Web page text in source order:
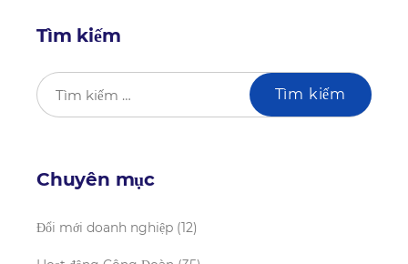
Tìm kiếm
Chuyên mục
Đổi mới doanh nghiệp (12)